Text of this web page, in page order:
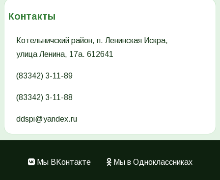
Контакты
Котельничский район, п. Ленинская Искра,
улица Ленина, 17а. 612641
(83342) 3-11-89
(83342) 3-11-88
ddspi@yandex.ru
Меню
Мы ВKонтакте Мы в Одноклассниках